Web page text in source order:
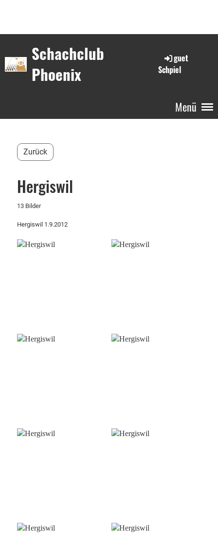
Schachclub
Phoenix
guet
Schpiel
Menü
Zurück
Hergiswil
13 Bilder
Hergiswil 1.9.2012